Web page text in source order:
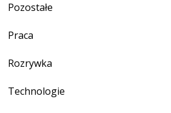
Pozostałe
Praca
Rozrywka
Technologie